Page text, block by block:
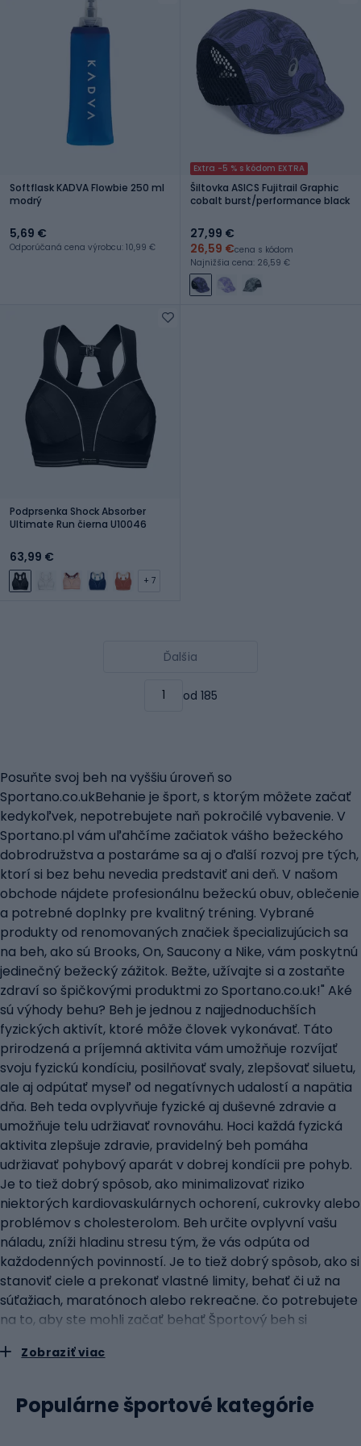
Softflask KADVA Flowbie 250 ml
modrý
5,69 €
Odporúčaná cena výrobcu: 10,99 €
Extra -5 % s kódom EXTRA
Šiltovka ASICS Fujitrail Graphic
cobalt burst/performance black
27,99 €
26,59 €cena s kódom
Najnižšia cena: 26,59 €
Podprsenka Shock Absorber
Ultimate Run čierna U10046
63,99 €
+ 7
Ďalšia
od 185
Posuňte svoj beh na vyššiu úroveň so
Sportano.co.ukBehanie je šport, s ktorým môžete začať
kedykoľvek, nepotrebujete naň pokročilé vybavenie. V
Sportano.pl vám uľahčíme začiatok vášho bežeckého
dobrodružstva a postaráme sa aj o ďalší rozvoj pre tých,
ktorí si bez behu nevedia predstaviť ani deň. V našom
obchode nájdete profesionálnu bežeckú obuv, oblečenie
a potrebné doplnky pre kvalitný tréning. Vybrané
produkty od renomovaných značiek špecializujúcich sa
na beh, ako sú Brooks, On, Saucony a Nike, vám poskytnú
jedinečný bežecký zážitok. Bežte, užívajte si a zostaňte
zdraví so špičkovými produktmi zo Sportano.co.uk!" Aké
sú výhody behu? Beh je jednou z najjednoduchších
fyzických aktivít, ktoré môže človek vykonávať. Táto
prirodzená a príjemná aktivita vám umožňuje rozvíjať
svoju fyzickú kondíciu, posilňovať svaly, zlepšovať siluetu,
ale aj odpútať myseľ od negatívnych udalostí a napätia
dňa. Beh teda ovplyvňuje fyzické aj duševné zdravie a
umožňuje telu udržiavať rovnováhu. Hoci každá fyzická
aktivita zlepšuje zdravie, pravidelný beh pomáha
udržiavať pohybový aparát v dobrej kondícii pre pohyb.
Je to tiež dobrý spôsob, ako minimalizovať riziko
niektorých kardiovaskulárnych ochorení, cukrovky alebo
problémov s cholesterolom. Beh určite ovplyvní vašu
náladu, zníži hladinu stresu tým, že vás odpúta od
každodenných povinností. Je to tiež dobrý spôsob, ako si
stanoviť ciele a prekonať vlastné limity, behať či už na
súťažiach, maratónoch alebo rekreačne. čo potrebujete
na to, aby ste mohli začať behať Športový beh si
niektoré bežecké doplnky môžu výrazne zlepšiť kvalitu a
tejto fyzickej aktivity je pozitívny prístup, ochota a
správne bežecké oblečenie a obuv. Sportano.co.uk je
Zobraziť viac
Populárne športové kategórie